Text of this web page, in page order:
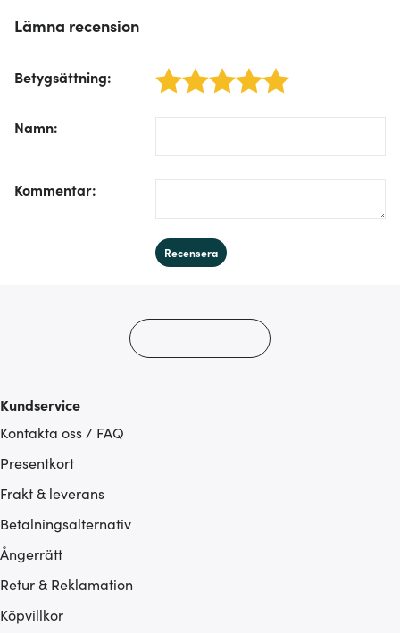
Lämna recension
Betygsättning: 1 star 2 stars 3 stars 4 stars 5 stars
Namn:
/form/label/author:
Kommentar:
Recensera
Kundservice
Kontakta oss / FAQ
Presentkort
Frakt & leverans
Betalningsalternativ
Ångerrätt
Retur & Reklamation
Köpvillkor